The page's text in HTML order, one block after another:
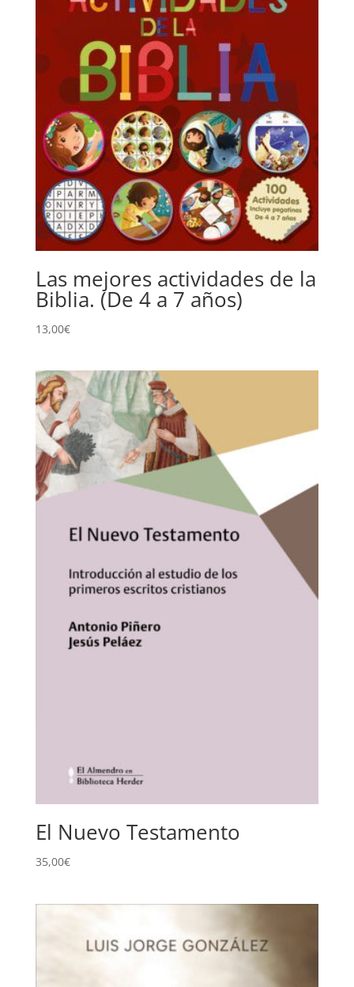
Las mejores actividades de la
Biblia. (De 4 a 7 años)
13,00€
El Nuevo Testamento
35,00€